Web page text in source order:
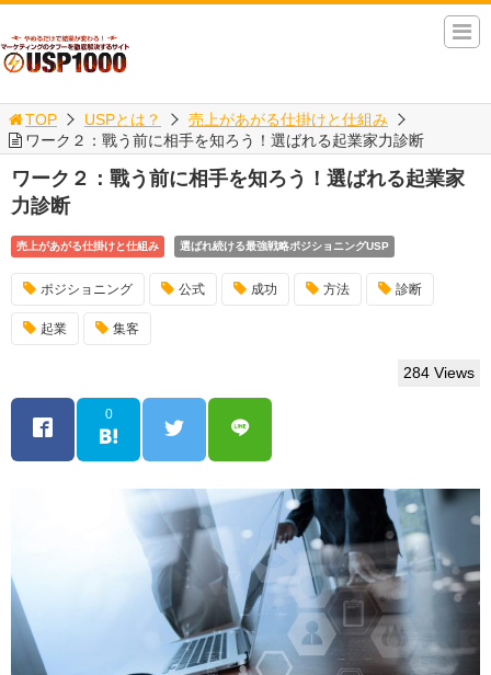
TOP USPとは？
売上があがる仕掛けと仕組み
ワーク２：戰う前に相手を知ろう！選ばれる起業家力診断
ワーク２：戰う前に相手を知ろう！選ばれる起業家
力診断
売上があがる仕掛けと仕組み 選ばれ続ける最強戦略ポジショニングUSP
ポジショニング 公式 成功 方法 診断
起業 集客
284 Views
0